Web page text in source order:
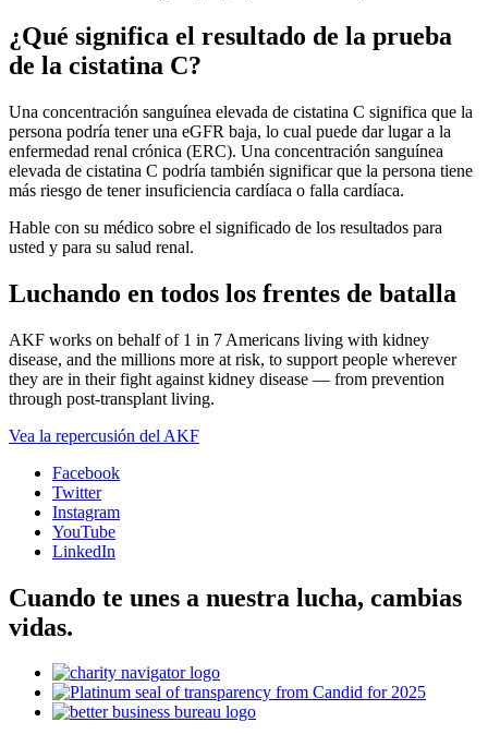
¿Qué significa el resultado de la prueba
de la cistatina C?
Una concentración sanguínea elevada de cistatina C significa que la
persona podría tener una eGFR baja, lo cual puede dar lugar a la
enfermedad renal crónica (ERC). Una concentración sanguínea
elevada de cistatina C podría también significar que la persona tiene
más riesgo de tener insuficiencia cardíaca o falla cardíaca.
Hable con su médico sobre el significado de los resultados para
usted y para su salud renal.
Luchando en todos los frentes de batalla
AKF works on behalf of 1 in 7 Americans living with kidney
disease, and the millions more at risk, to support people wherever
they are in their fight against kidney disease — from prevention
through post-transplant living.
Vea la repercusión del AKF
Facebook
Twitter
Instagram
YouTube
LinkedIn
Cuando te unes a nuestra lucha, cambias
vidas.